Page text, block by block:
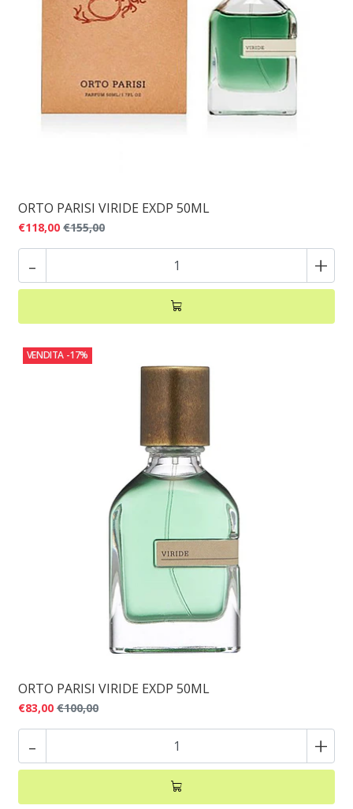
ORTO PARISI VIRIDE EXDP 50ML
€118,00 €155,00
- +
VENDITA -17%
ORTO PARISI VIRIDE EXDP 50ML
€83,00 €100,00
- +